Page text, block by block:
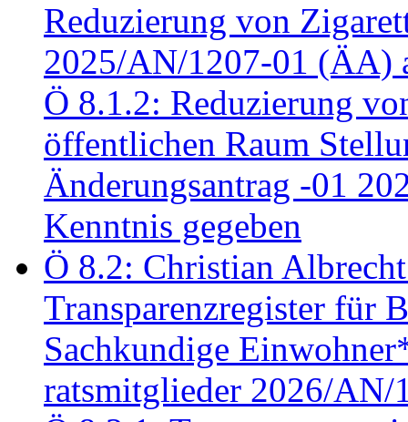
Reduzierung von
2025/AN/1207-01 (ÄA)
Ö 8.1.2: Reduzierung
öffentlichen Raum
Änderungsantrag -01
Kenntnis gegeben
Ö 8.2: Christian
Transparenzregister für
Sachkundige
ratsmitglieder 2026/AN/